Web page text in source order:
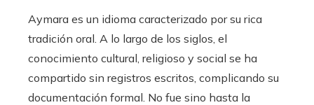
Aymara es un idioma caracterizado por su rica
tradición oral. A lo largo de los siglos, el
conocimiento cultural, religioso y social se ha
compartido sin registros escritos, complicando su
documentación formal. No fue sino hasta la